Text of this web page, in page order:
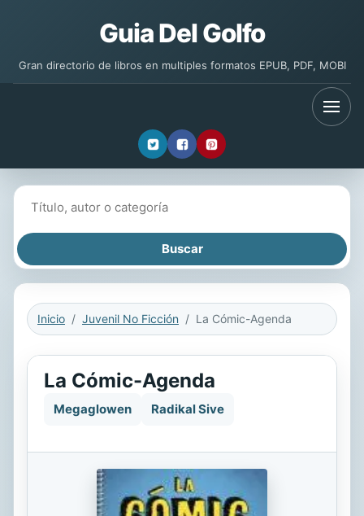
Guia Del Golfo
Gran directorio de libros en multiples formatos EPUB, PDF, MOBI
Inicio Juvenil No Ficción La Cómic-Agenda
La Cómic-Agenda
Megaglowen Radikal Sive